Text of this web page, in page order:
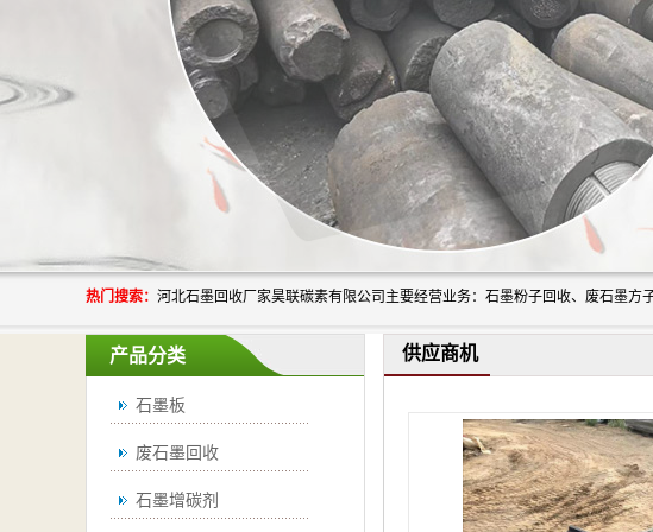
热门搜索：
产品分类
石墨板
废石墨回收
石墨增碳剂
供应商机